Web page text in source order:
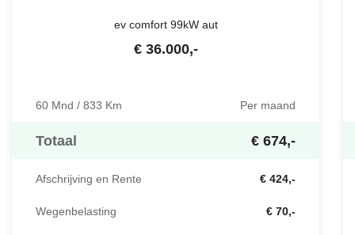
ev comfort 99kW aut
€ 36.000,-
60 Mnd / 833 Km Per maand
Totaal € 674,-
Afschrijving en Rente € 424,-
Wegenbelasting € 70,-